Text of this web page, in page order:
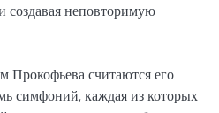
неповторимую
считаются его
симфоний, каждая из которых